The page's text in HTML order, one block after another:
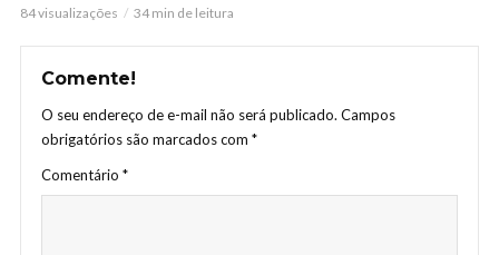
84 visualizações 34 min de leitura
Comente!
O seu endereço de e-mail não será publicado. Campos
obrigatórios são marcados com *
Comentário *